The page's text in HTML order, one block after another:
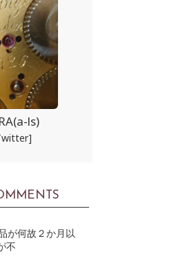
ls)
が何故２か月以
不